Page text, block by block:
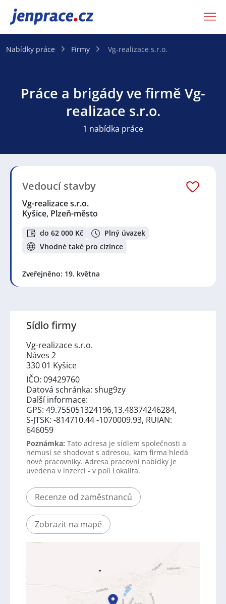
JenPráce.cz
Nabídky práce Firmy Vg-realizace s.r.o.
Práce a brigády ve firmě Vg-
realizace s.r.o.
1 nabídka práce
Vedoucí stavby
Vg-realizace s.r.o.
Kyšice, Plzeň-město
do 62 000 Kč
Plný úvazek
Vhodné také pro cizince
Zveřejněno: 19. května
Sídlo firmy
Vg-realizace s.r.o.
Náves 2
330 01 Kyšice
IČO: 09429760
Datová schránka: shug9zy
Další informace:
GPS: 49.755051324196,13.48374246284,
S-JTSK: -814710.44 -1070009.93, RUIAN:
646059
Poznámka: Tato adresa je sídlem společnosti a
nemusí se shodovat s adresou, kam firma hledá
nové pracovníky. Adresa pracovní nabídky je
uvedena v inzerci - v poli Lokalita.
Recenze od zaměstnanců
Zobrazit na mapě